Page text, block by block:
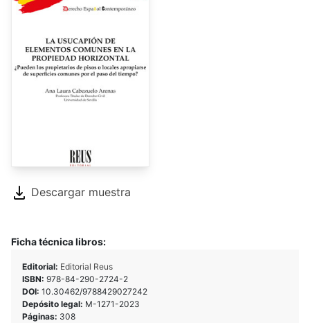
Descargar muestra
Ficha técnica libros:
Editorial: Editorial Reus
ISBN: 978-84-290-2724-2
DOI: 10.30462/9788429027242
Depósito legal: M-1271-2023
Páginas: 308